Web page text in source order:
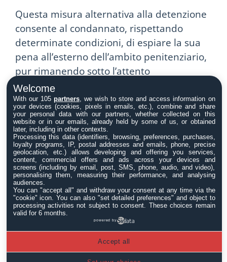
Questa misura alternativa alla detenzione
consente al condannato, rispettando
determinate condizioni, di espiare la sua
pena all’esterno dell’ambito penitenziario,
pur rimanendo sotto l’attento
monitoraggio dei servizi sociali. L’obiettivo
primario di questa disposizione è facilitare
un efficace reinserimento del condannato
nella società.
La prospettiva rieducativa è da intendersi
non solo come un beneficio per l’individuo
coinvolto ma anche come un significativo
contributo alla coesione sociale e alla
prevenzione della recidiva. Il progetto di
reinserimento sociale può prevedere, ad
esempio, l’assunzione di un lavoro, la
frequenza di un corso di formazione
Welcome
With our 105 partners, we wish to store and access information on
your devices (cookies, pixels in emails, etc.), combine and share
your personal data with our partners, whether collected on this
website or in our emails, already held by some of us, or obtained
later, including in other contexts.
Processing this data (identifiers, browsing, preferences, purchases,
loyalty programs, IP, postal addresses and emails, phone, precise
geolocation, etc.) allows developing and offering you services,
content, commercial offers and ads across your devices and
screens (including by email, post, SMS, phone, audio, and video),
personalising them, measuring their performance, and analysing
audiences.
You can "accept all" and withdraw your consent at any time via the
"cookie" icon . You can also "set detailed preferences" and object to
processing activities not subject to consent. These choices remain
valid for 6 months.
powered by
Accept all